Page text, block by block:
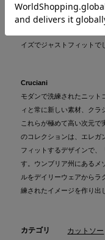
い一着。初めての方にはそ
足しをおすすめしたい、
イズでジャストフィットで
Cruciani
モダンで洗練されたニット
ィと常に新しい素材、クラ
これらが極めて高い次元で
のコレクションは、エレガ
フィットするデザインで、
す。ウンブリア州にあるメ
ルをデイリーウェアからラ
練されたイメージを作り出
カテゴリ カットソー